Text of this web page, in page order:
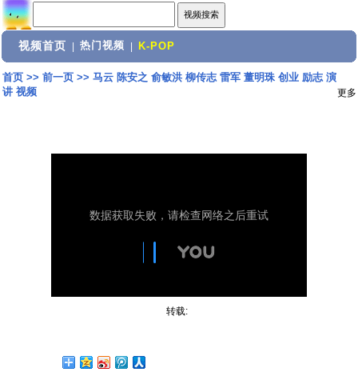
视频首页 热门视频 K-POP
首页>> 前一页>> 马云 陈安之 俞敏洪 柳传志 雷军 董明珠 创业 励志 演
讲 视频
更多
转载: